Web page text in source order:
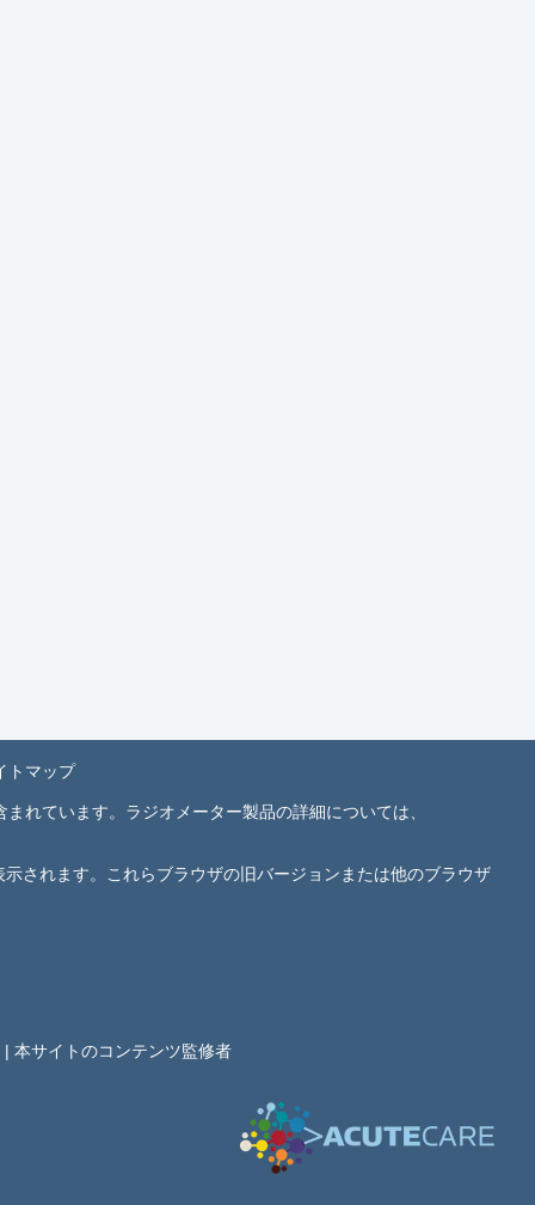
トマップ
れています。ラジオメーター製品の詳細については、
されます。これらブラウザの旧バージョンまたは他のブラウザ
| 本サイトのコンテンツ監修者